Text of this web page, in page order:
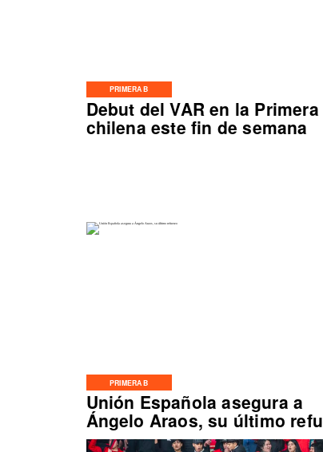
PRIMERA B
Debut del VAR en la Primera
chilena este fin de semana
PRIMERA B
Unión Española asegura a
Ángelo Araos, su último